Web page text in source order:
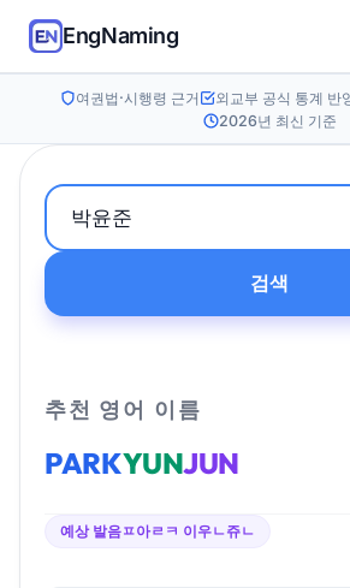
EngNaming
여권법·시행령 근거 외교부 공식 통계 반
2026년 최신 기준
검색
추천 영어 이름
PARKYUNJUN
예상 발음ㅍ아ㄹㅋ 이우ㄴ쥬ㄴ